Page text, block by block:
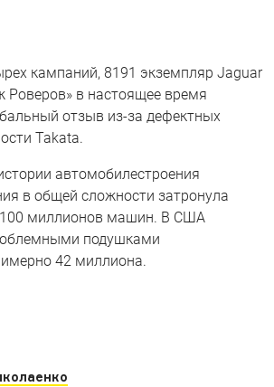
кампаний, 8191 экземпляр Jaguar
Роверов» в настоящее время
отзыв из-за дефектных
Takata.
автомобилестроения
в общей сложности затронула
100 миллионов машин. В США
подушками
42 миллиона.